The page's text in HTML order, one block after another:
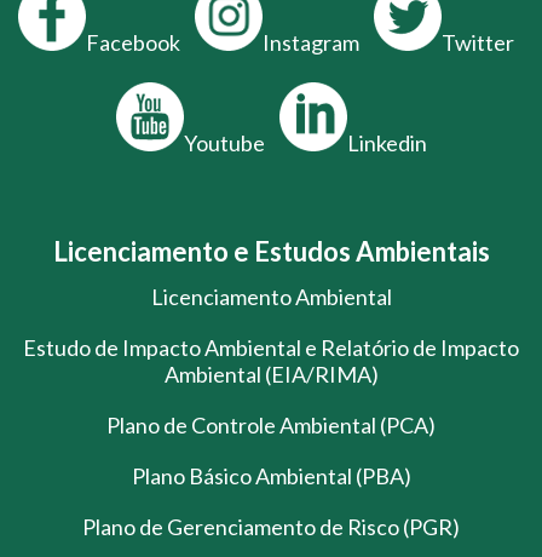
Facebook Instagram Twitter
Youtube Linkedin
Licenciamento e Estudos Ambientais
Licenciamento Ambiental
Estudo de Impacto Ambiental e Relatório de Impacto
Ambiental (EIA/RIMA)
Plano de Controle Ambiental (PCA)
Plano Básico Ambiental (PBA)
Plano de Gerenciamento de Risco (PGR)